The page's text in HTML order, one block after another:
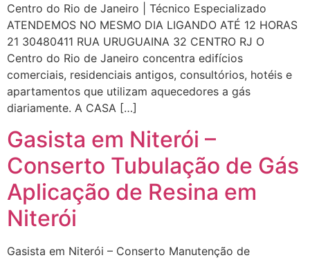
Centro do Rio de Janeiro | Técnico Especializado
ATENDEMOS NO MESMO DIA LIGANDO ATÉ 12 HORAS
21 30480411 RUA URUGUAINA 32 CENTRO RJ O
Centro do Rio de Janeiro concentra edifícios
comerciais, residenciais antigos, consultórios, hotéis e
apartamentos que utilizam aquecedores a gás
diariamente. A CASA […]
Gasista em Niterói –
Conserto Tubulação de Gás
Aplicação de Resina em
Niterói
Gasista em Niterói – Conserto Manutenção de